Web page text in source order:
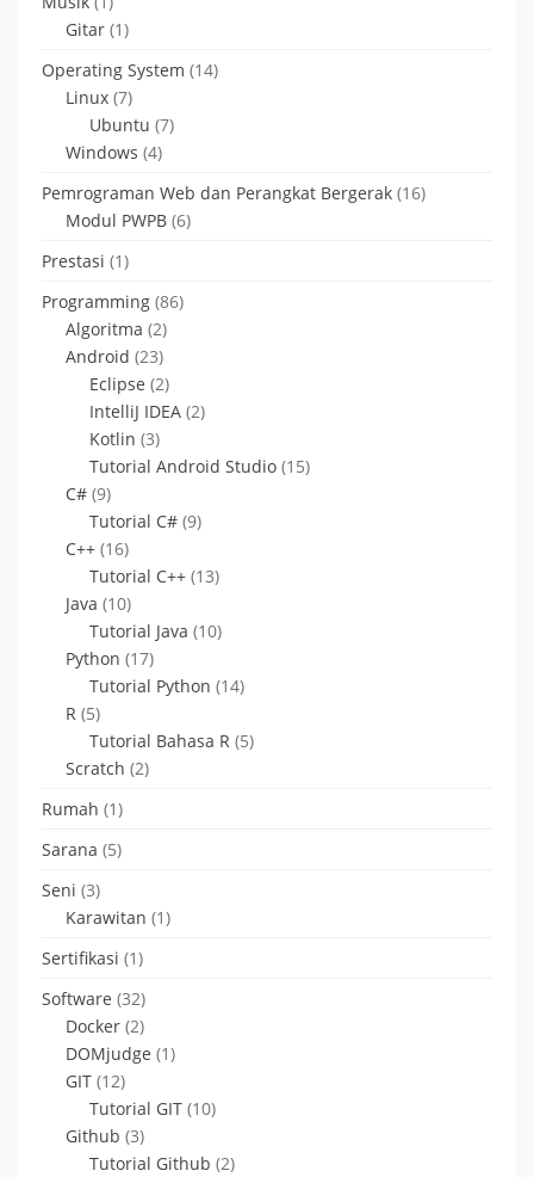
Gitar (1)
Operating System (14)
Linux (7)
Ubuntu (7)
Windows (4)
Pemrograman Web dan Perangkat Bergerak (16)
Modul PWPB (6)
Prestasi (1)
Programming (86)
Algoritma (2)
Android (23)
Eclipse (2)
IntelliJ IDEA (2)
Kotlin (3)
Tutorial Android Studio (15)
C# (9)
Tutorial C# (9)
C++ (16)
Tutorial C++ (13)
Java (10)
Tutorial Java (10)
Python (17)
Tutorial Python (14)
R (5)
Tutorial Bahasa R (5)
Scratch (2)
Rumah (1)
Sarana (5)
Seni (3)
Karawitan (1)
Sertifikasi (1)
Software (32)
Docker (2)
DOMjudge (1)
GIT (12)
Tutorial GIT (10)
Github (3)
Tutorial Github (2)